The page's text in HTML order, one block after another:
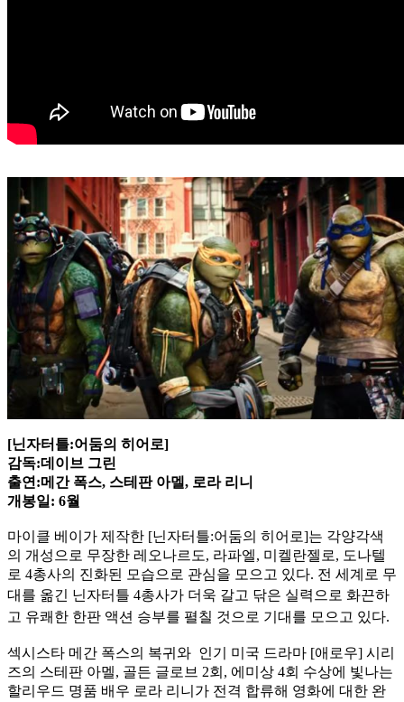
[닌자터틀:어둠의 히어로]
감독:데이브 그린
출연:메간 폭스, 스테판 아멜, 로라 리니
개봉일: 6월
마이클 베이가 제작한 [닌자터틀:어둠의 히어로]는 각양각색
의 개성으로 무장한 레오나르도, 라파엘, 미켈란젤로, 도나텔
로 4총사의 진화된 모습으로 관심을 모으고 있다. 전 세계로 무
대를 옮긴 닌자터 틀 4총사가 더욱 갈고 닦은 실력으로 화끈하
고 유쾌한 한판 액션 승부를 펼칠 것으로 기대를 모으고 있다.
섹시스타 메간 폭스의 복귀와 인기 미국 드라마 [애로우] 시리
즈의 스테판 아멜, 골든 글로브 2회, 에미상 4회 수상에 빛나는
할리우드 명품 배우 로라 리니가 전격 합류해 영화에 대한 완